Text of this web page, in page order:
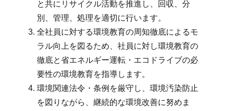
と共にリサイクル活動を推進し、回収、分
別、管理、処理を適切に行います。
全社員に対する環境教育の周知徹底によるモ
ラル向上を図るため、社員に対し環境教育の
徹底と省エネルギー運転・エコドライブの必
要性の環境教育を指導します。
環境関連法令・条例を厳守し、環境汚染防止
を図りながら、継続的な環境改善に努めま